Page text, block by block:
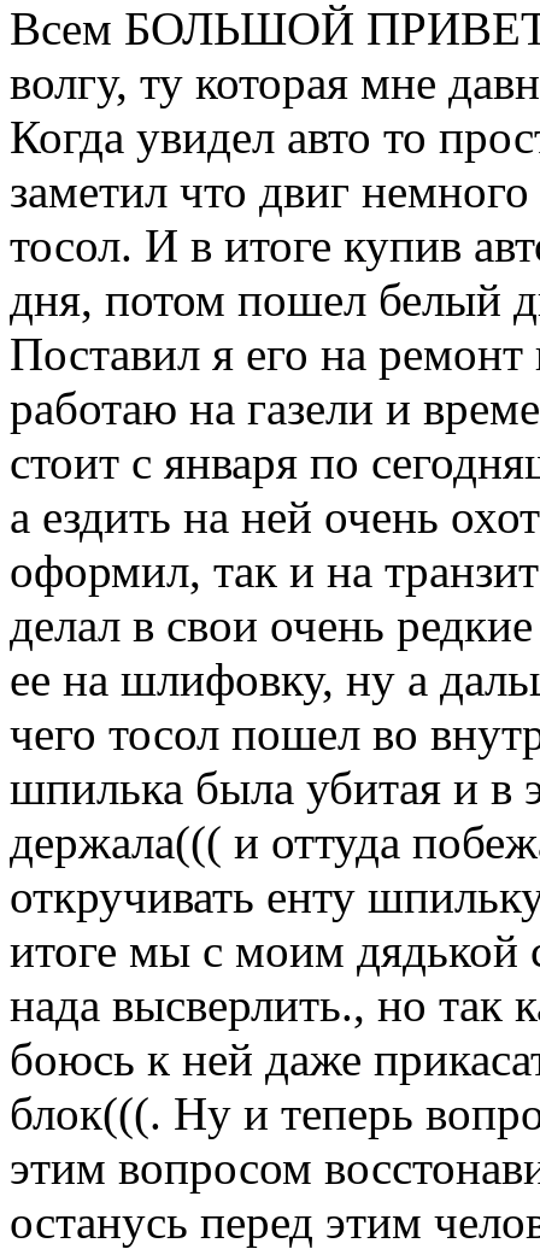
Всем БОЛЬШОЙ
волгу, ту которая мне
Когда увидел авто то
заметил что двиг
тосол. И в итоге купив
дня, потом пошел белый
Поставил я его на ремонт
работаю на газели и
стоит с января по
а ездить на ней очень
оформил, так и на
делал в свои очень
ее на шлифовку, ну а
чего тосол пошел во
шпилька была убитая и в
держала((( и оттуда
откручивать енту
итоге мы с моим дядькой
нада высверлить., но так
боюсь к ней даже
блок(((. Ну и теперь
этим вопросом
останусь перед этим